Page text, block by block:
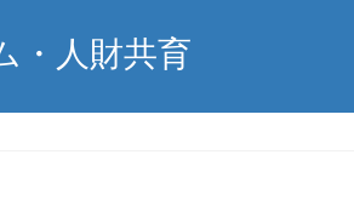
・人財共育